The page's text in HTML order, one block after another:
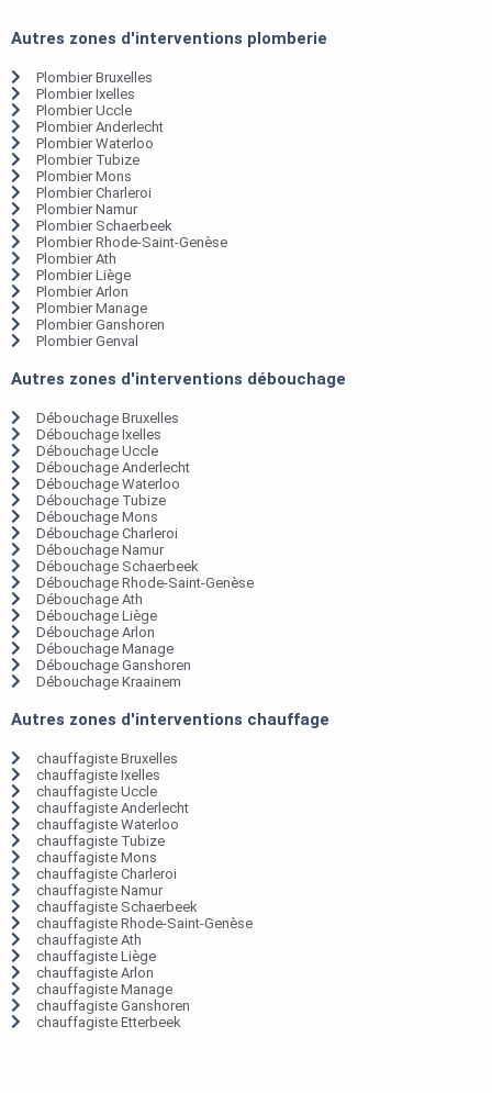
Autres zones d'interventions plomberie
Plombier Bruxelles
Plombier Ixelles
Plombier Uccle
Plombier Anderlecht
Plombier Waterloo
Plombier Tubize
Plombier Mons
Plombier Charleroi
Plombier Namur
Plombier Schaerbeek
Plombier Rhode-Saint-Genèse
Plombier Ath
Plombier Liège
Plombier Arlon
Plombier Manage
Plombier Ganshoren
Plombier Genval
Autres zones d'interventions débouchage
Débouchage Bruxelles
Débouchage Ixelles
Débouchage Uccle
Débouchage Anderlecht
Débouchage Waterloo
Débouchage Tubize
Débouchage Mons
Débouchage Charleroi
Débouchage Namur
Débouchage Schaerbeek
Débouchage Rhode-Saint-Genèse
Débouchage Ath
Débouchage Liège
Débouchage Arlon
Débouchage Manage
Débouchage Ganshoren
Débouchage Kraainem
Autres zones d'interventions chauffage
chauffagiste Bruxelles
chauffagiste Ixelles
chauffagiste Uccle
chauffagiste Anderlecht
chauffagiste Waterloo
chauffagiste Tubize
chauffagiste Mons
chauffagiste Charleroi
chauffagiste Namur
chauffagiste Schaerbeek
chauffagiste Rhode-Saint-Genèse
chauffagiste Ath
chauffagiste Liège
chauffagiste Arlon
chauffagiste Manage
chauffagiste Ganshoren
chauffagiste Etterbeek